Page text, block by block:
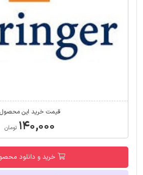
قیمت خرید این محصول
۱۴۰,۰۰۰ تومان
خرید و دانلود